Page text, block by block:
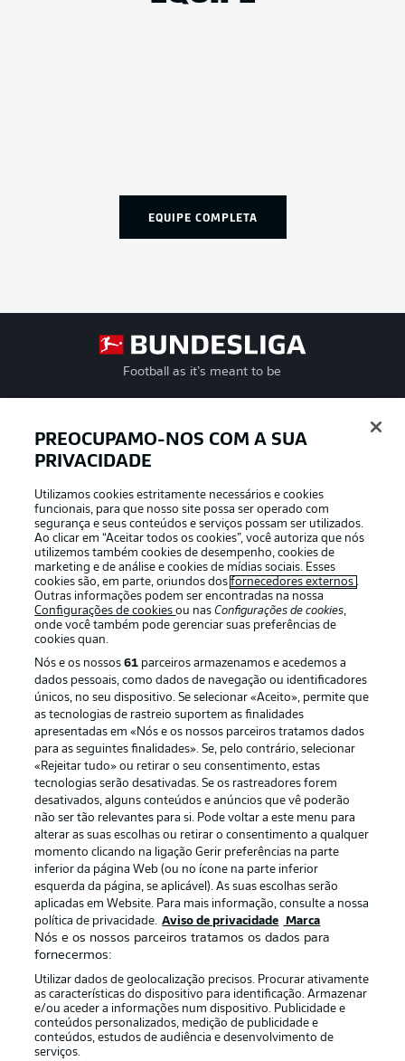
EQUIPE COMPLETA
Football as it’s meant to be
APLICATIVO DA BUNDESLIGA
Oferecido por
Publicidade Avisos legais
Gerir preferências Aviso de privacidade
Trabalhe conosco
Marca Contato
Jogadores
PREOCUPAMO-NOS COM A SUA
PRIVACIDADE
Utilizamos cookies estritamente necessários e cookies
funcionais, para que nosso site possa ser operado com
segurança e seus conteúdos e serviços possam ser utilizados.
Ao clicar em “Aceitar todos os cookies”, você autoriza que nós
utilizemos também cookies de desempenho, cookies de
marketing e de análise e cookies de mídias sociais. Esses
cookies são, em parte, oriundos dosfornecedores externos .
Outras informações podem ser encontradas na nossa
Configurações de cookiesou nasConfigurações de cookies,
onde você também pode gerenciar suas preferências de
cookies quan.
Nós e os nossos61 parceiros armazenamos e acedemos a
dados pessoais, como dados de navegação ou identificadores
únicos, no seu dispositivo. Se selecionar «Aceito», permite que
as tecnologias de rastreio suportem as finalidades
apresentadas em «Nós e os nossos parceiros tratamos dados
para as seguintes finalidades». Se, pelo contrário, selecionar
«Rejeitar tudo» ou retirar o seu consentimento, estas
tecnologias serão desativadas. Se os rastreadores forem
desativados, alguns conteúdos e anúncios que vê poderão
não ser tão relevantes para si. Pode voltar a este menu para
alterar as suas escolhas ou retirar o consentimento a qualquer
momento clicando na ligação Gerir preferências na parte
inferior da página Web (ou no ícone na parte inferior
esquerda da página, se aplicável). As suas escolhas serão
aplicadas em Website. Para mais informação, consulte a nossa
política de privacidade. Aviso de privacidade Marca
Nós e os nossos parceiros tratamos os dados para
fornecermos:
Utilizar dados de geolocalização precisos. Procurar ativamente
as características do dispositivo para identificação. Armazenar
e/ou aceder a informações num dispositivo. Publicidade e
conteúdos personalizados, medição de publicidade e
conteúdos, estudos de audiência e desenvolvimento de
serviços.